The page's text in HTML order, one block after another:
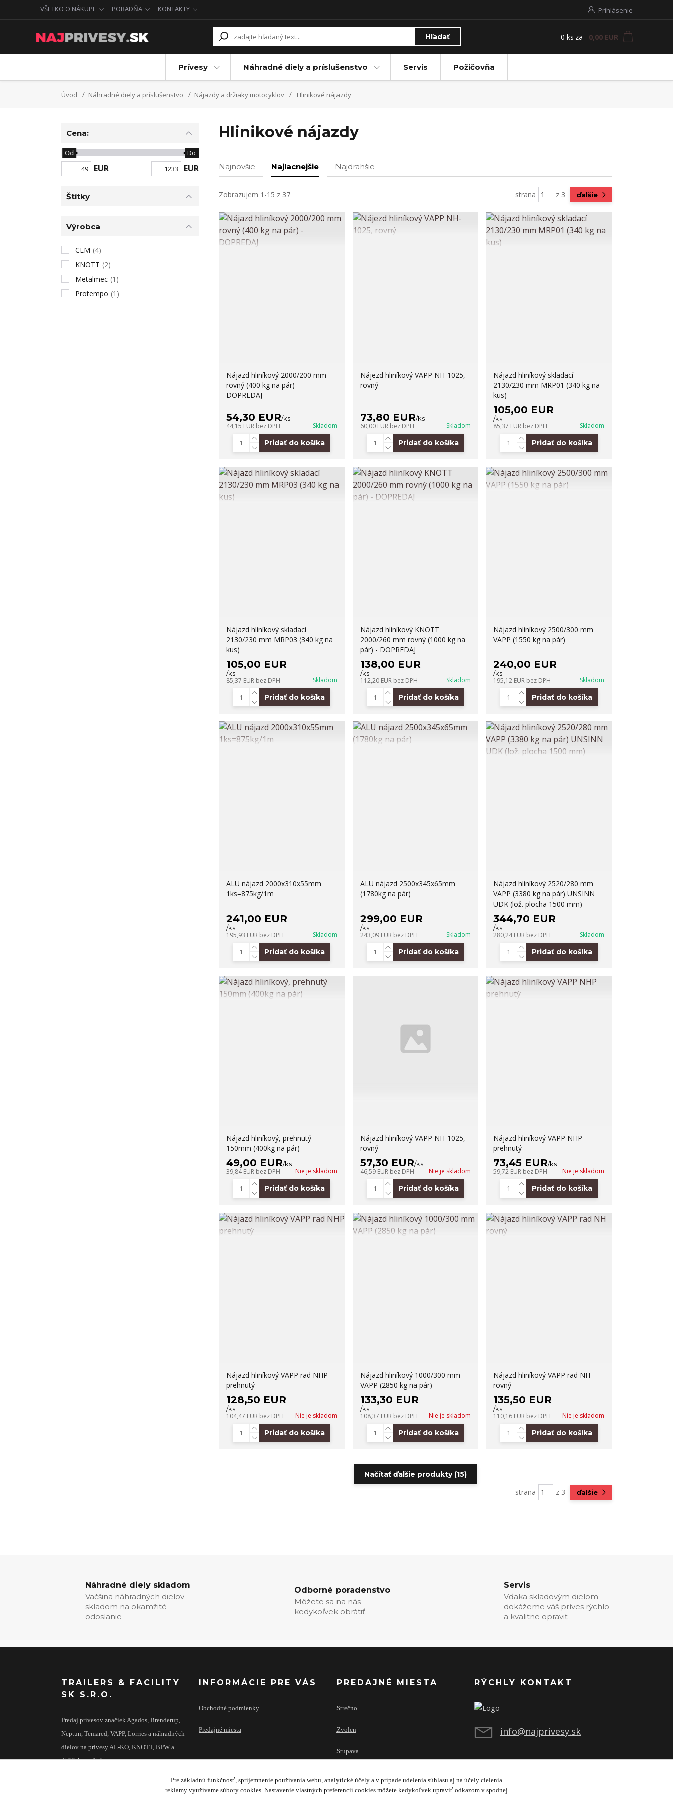
VŠETKO O NÁKUPE PORADŇA KONTAKTY Prihlásenie
Hľadať 0 ks za 0,00 EUR
Prívesy Náhradné diely a príslušenstvo Servis Požičovňa
Úvod Náhradné diely a príslušenstvo Nájazdy a držiaky motocyklov Hlinikové nájazdy
Hlinikové nájazdy
Najnovšie Najlacnejšie Najdrahšie
Zobrazujem 1-15 z 37 strana z 3 ďalšie
Nájazd hliníkový 2000/200 mm
rovný (400 kg na pár) -
DOPREDAJ
54,30 EUR/ks
44,15 EUR bez DPH Skladom
Pridať do košíka
Nájezd hliníkový VAPP NH-1025,
rovný
73,80 EUR/ks
60,00 EUR bez DPH Skladom
Pridať do košíka
Nájazd hliníkový skladací
2130/230 mm MRP01 (340 kg na
kus)
105,00 EUR
/ks
85,37 EUR bez DPH Skladom
Pridať do košíka
Nájazd hliníkový skladací
2130/230 mm MRP03 (340 kg na
kus)
105,00 EUR
/ks
85,37 EUR bez DPH Skladom
Pridať do košíka
Nájazd hliníkový KNOTT
2000/260 mm rovný (1000 kg na
pár) - DOPREDAJ
138,00 EUR
/ks
112,20 EUR bez DPH Skladom
Pridať do košíka
Nájazd hliníkový 2500/300 mm
VAPP (1550 kg na pár)
240,00 EUR
/ks
195,12 EUR bez DPH Skladom
Pridať do košíka
ALU nájazd 2000x310x55mm
1ks=875kg/1m
241,00 EUR
/ks
195,93 EUR bez DPH Skladom
Pridať do košíka
ALU nájazd 2500x345x65mm
(1780kg na pár)
299,00 EUR
/ks
243,09 EUR bez DPH Skladom
Pridať do košíka
Nájazd hliníkový 2520/280 mm
VAPP (3380 kg na pár) UNSINN
UDK (lož. plocha 1500 mm)
344,70 EUR
/ks
280,24 EUR bez DPH Skladom
Pridať do košíka
Nájazd hliníkový, prehnutý
150mm (400kg na pár)
49,00 EUR/ks
39,84 EUR bez DPH Nie je skladom
Pridať do košíka
Nájazd hliníkový VAPP NH-1025,
rovný
57,30 EUR/ks
46,59 EUR bez DPH Nie je skladom
Pridať do košíka
Nájazd hliníkový VAPP NHP
prehnutý
73,45 EUR/ks
59,72 EUR bez DPH Nie je skladom
Pridať do košíka
Nájazd hliníkový VAPP rad NHP
prehnutý
128,50 EUR
/ks
104,47 EUR bez DPH Nie je skladom
Pridať do košíka
Nájazd hliníkový 1000/300 mm
VAPP (2850 kg na pár)
133,30 EUR
/ks
108,37 EUR bez DPH Nie je skladom
Pridať do košíka
Nájazd hliníkový VAPP rad NH
rovný
135,50 EUR
/ks
110,16 EUR bez DPH Nie je skladom
Pridať do košíka
Načítať ďalšie produkty (15)
strana z 3 ďalšie
Cena:
EUR
Od Do
EUR
Štítky
Výrobca
CLM (4)
KNOTT (2)
Metalmec (1)
Protempo (1)
Náhradné diely skladom
Väčšina náhradných dielov
skladom na okamžité
odoslanie
Odborné poradenstvo
Môžete sa na nás
kedykoľvek obrátiť.
Servis
Vďaka skladovým dielom
dokážeme váš príves rýchlo
a kvalitne opraviť
TRAILERS & FACILITY
SK S.R.O.
Predaj prívesov značiek Agados, Brenderup,
Neptun, Temared, VAPP, Lorries a náhradných
dielov na prívesy AL-KO, KNOTT, BPW a
ďalších značiek.
INFORMÁCIE PRE VÁS
Obchodné podmienky
Predajné miesta
PREDAJNÉ MIESTA
Strečno
Zvolen
Stupava
RÝCHLY KONTAKT
info@najprivesy.sk
Pre základnú funkčnosť, spríjemnenie používania webu, analytické účely a v prípade udelenia súhlasu aj na účely cielenia
reklamy využívame súbory cookies. Nastavenie vlastných preferencií cookies môžete kedykoľvek upraviť odkazom v spodnej